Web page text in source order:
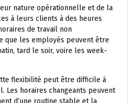
nature opérationnelle et de la
à leurs clients à des heures
de travail non
que les employés peuvent être
tard le soir, voire les week-
flexibilité peut être difficile à
Les horaires changeants peuvent
d’une routine stable et la